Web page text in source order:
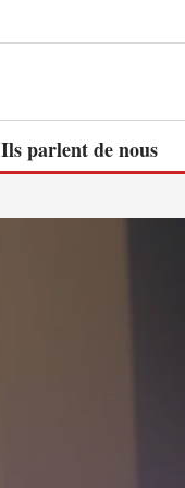
Ils parlent de nous